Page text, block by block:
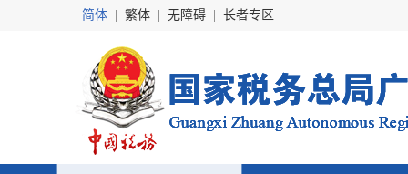
简体 繁体 无障碍 长者专区